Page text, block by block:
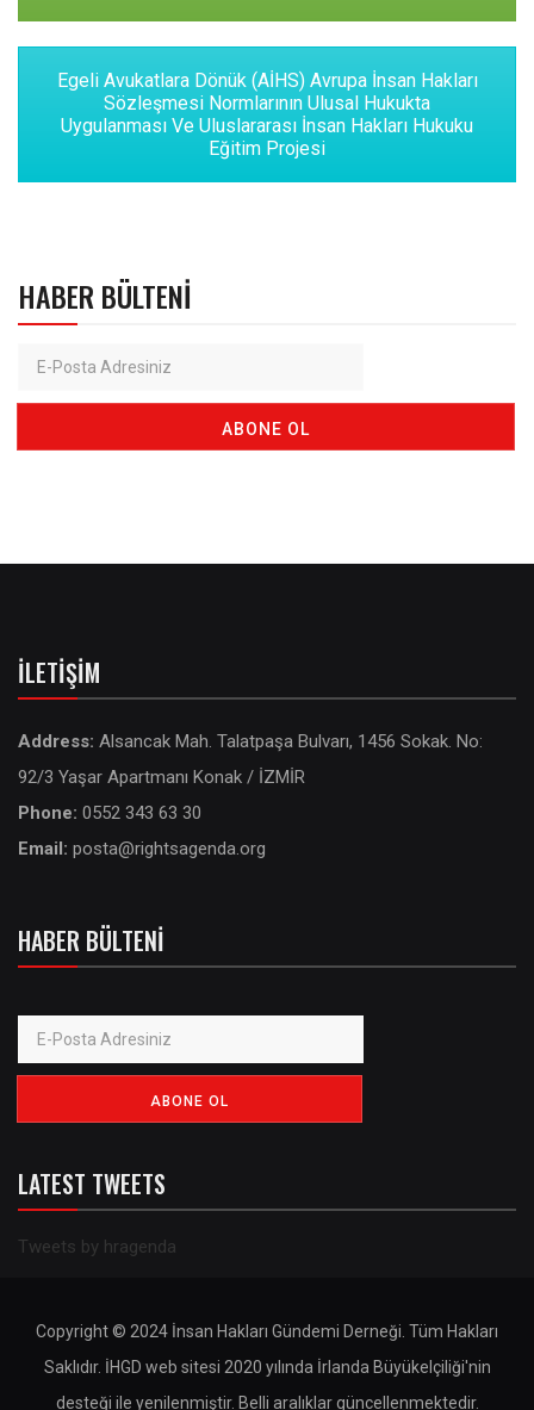
Egeli Avukatlara Dönük (AİHS) Avrupa İnsan Hakları
Sözleşmesi Normlarının Ulusal Hukukta
Uygulanması Ve Uluslararası İnsan Hakları Hukuku
Eğitim Projesi
HABER BÜLTENI
İLETIŞIM
Address: Alsancak Mah. Talatpaşa Bulvarı, 1456 Sokak. No:
92/3 Yaşar Apartmanı Konak / İZMİR
Phone: 0552 343 63 30
Email: posta@rightsagenda.org
HABER BÜLTENI
LATEST TWEETS
Tweets by hragenda
Copyright © 2024 İnsan Hakları Gündemi Derneği. Tüm Hakları
Saklıdır. İHGD web sitesi 2020 yılında İrlanda Büyükelçiliği'nin
desteği ile yenilenmiştir. Belli aralıklar güncellenmektedir.